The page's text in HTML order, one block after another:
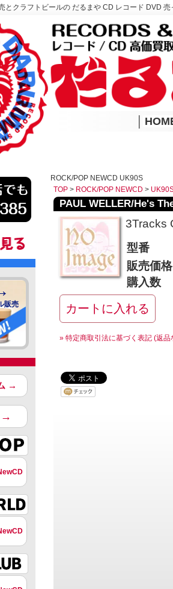
とクラフトビールの だるまや CD レコード DVD
販売
→
→
ROCK/POP NEWCD UK90S
TOP > ROCK/POP NEWCD >
PAUL WELLER/He's
3Tracks
型番
販売価格
購入数
» 特定商取引法に基づく表記 (返品